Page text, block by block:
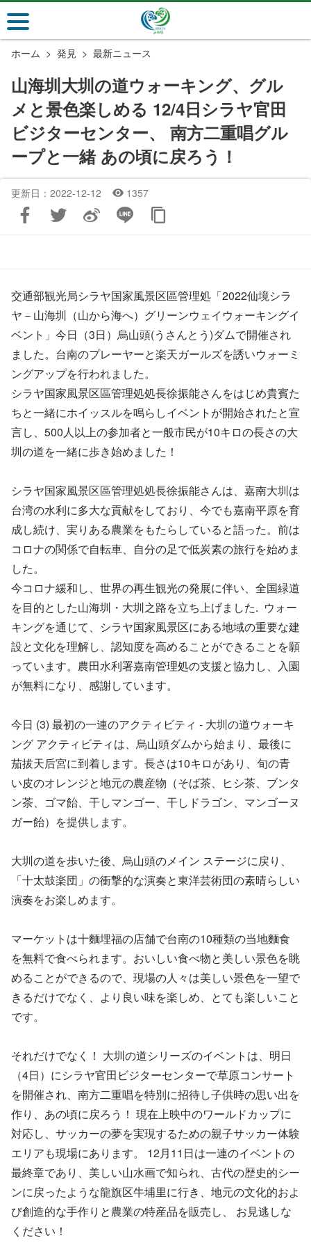
メ
イ
ン
シ
ホーム 発見 最新ニュース
山海圳大圳の道ウォーキング、グル
メと景色楽しめる 12/4日シラヤ官田
ビジターセンター、 南方二重唱グル
ープと一緒 あの頃に戻ろう！
更新日：2022-12-12 1357
交通部観光局シラヤ国家風景区區管理処「2022仙境シラ
ヤ－山海圳（山から海へ）グリーンウェイウォーキングイ
ベント」今日（3日）烏山頭(うさんとう)ダムで開催され
ました。台南のプレーヤーと楽天ガールズを誘いウォーミ
ングアップを行われました。
シラヤ国家風景区區管理処処長徐振能さんをはじめ貴賓た
ちと一緒にホイッスルを鳴らしイベントが開始されたと宣
言し、500人以上の参加者と一般市民が10キロの長さの大
圳の道を一緒に歩き始めました！
シラヤ国家風景区區管理処処長徐振能さんは、嘉南大圳は
台湾の水利に多大な貢献をしており、今でも嘉南平原を育
成し続け、実りある農業をもたらしていると語った。前は
コロナの関係で自転車、自分の足で低炭素の旅行を始めま
した。
今コロナ緩和し、世界の再生観光の発展に伴い、全国緑道
を目的とした山海圳・大圳之路を立ち上げました. ウォー
キングを通じて、シラヤ国家風景区にある地域の重要な建
設と文化を理解し、認知度を高めることができることを願
っています。農田水利署嘉南管理処の支援と協力し、入園
が無料になり、感謝しています。
今日 (3) 最初の一連のアクティビティ - 大圳の道ウォーキ
ング アクティビティは、烏山頭ダムから始まり、最後に
茄拔天后宮に到着します。長さは10キロがあり、旬の青
い皮のオレンジと地元の農産物（そば茶、ヒシ茶、ブンタ
ン茶、ゴマ飴、干しマンゴー、干しドラゴン、マンゴーヌ
ガー飴）を提供します。
大圳の道を歩いた後、烏山頭のメイン ステージに戻り、
「十太鼓楽団」の衝撃的な演奏と東洋芸術団の素晴らしい
演奏をお楽しめます。
マーケットは十麵埋福の店舗で台南の10種類の当地麵食
を無料で食べられます。おいしい食べ物と美しい景色を眺
めることができるので、現場の人々は美しい景色を一望で
きるだけでなく、より良い味を楽しめ、とても楽しいこと
です。
それだけでなく！ 大圳の道シリーズのイベントは、明日
（4日）にシラヤ官田ビジターセンターで草原コンサート
を開催され、南方二重唱を特別に招待し子供時の思い出を
作り、あの頃に戻ろう！ 現在上映中のワールドカップに
対応し、サッカーの夢を実現するための親子サッカー体験
エリアも現場にあります。 12月11日は一連のイベントの
最終章であり、美しい山水画で知られ、古代の歴史的シー
ンに戻ったような龍旗区牛埔里に行き、地元の文化的およ
び創造的な手作りと農業の特産品を販売し、 お見逃しな
ください！